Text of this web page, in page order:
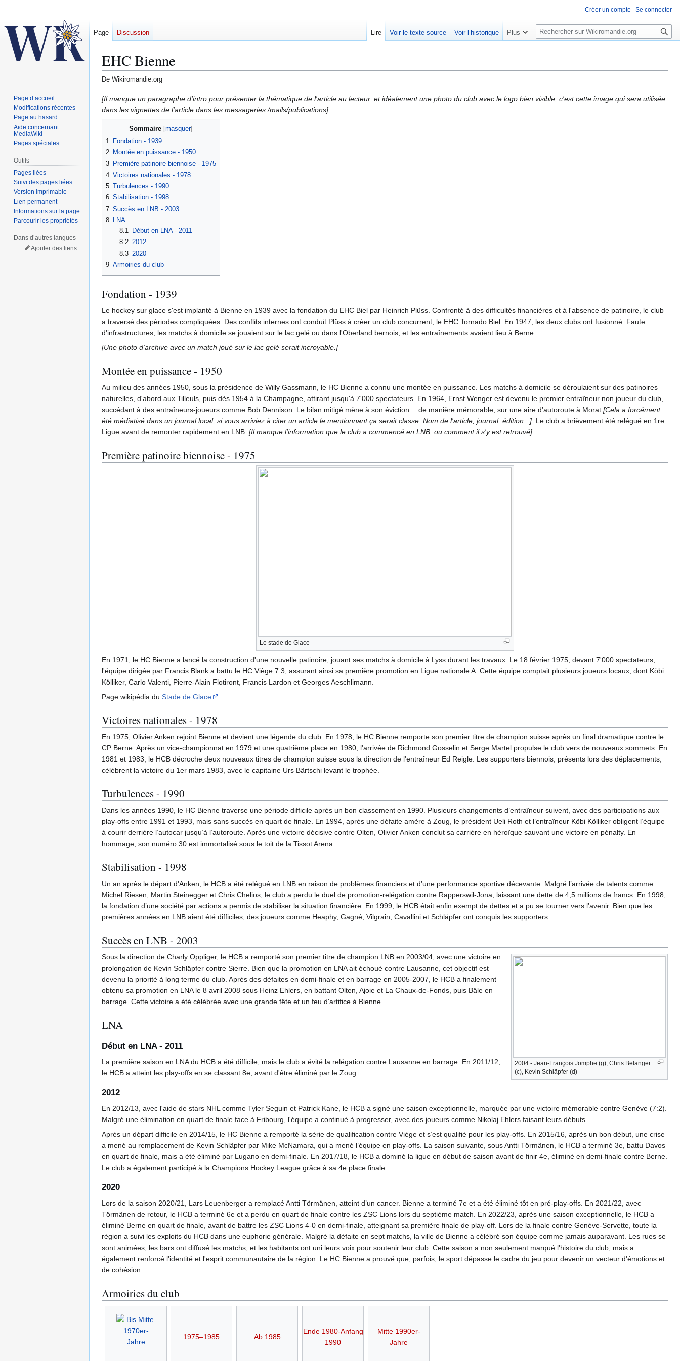
EHC Bienne
De Wikiromandie.org
Aller
à
la
navigation
Aller
à
la
recherche
[Il manque un paragraphe d'intro pour présenter la thématique de l'article au lecteur. et idéalement une photo du club avec le logo bien visible, c'est cette image qui sera utilisée
dans les vignettes de l'article dans les messageries /mails/publications]
Sommaire
1
Fondation - 1939
2 Montée en puissance - 1950
3 Première patinoire biennoise - 1975
4 Victoires nationales - 1978
5 Turbulences - 1990
6 Stabilisation - 1998
7 Succès en LNB - 2003
8
LNA
8.1
Début en LNA - 2011
8.2 2012
8.3 2020
9 Armoiries du club
Fondation - 1939
Le hockey sur glace s'est implanté à Bienne en 1939 avec la fondation du EHC Biel par Heinrich Plüss. Confronté à des difficultés financières et à l'absence de patinoire, le club
a traversé des périodes compliquées. Des conflits internes ont conduit Plüss à créer un club concurrent, le EHC Tornado Biel. En 1947, les deux clubs ont fusionné. Faute
d'infrastructures, les matchs à domicile se jouaient sur le lac gelé ou dans l'Oberland bernois, et les entraînements avaient lieu à Berne.
[Une photo d'archive avec un match joué sur le lac gelé serait incroyable.]
Montée en puissance - 1950
Au milieu des années 1950, sous la présidence de Willy Gassmann, le HC Bienne a connu une montée en puissance. Les matchs à domicile se déroulaient sur des patinoires
naturelles, d'abord aux Tilleuls, puis dès 1954 à la Champagne, attirant jusqu'à 7'000 spectateurs. En 1964, Ernst Wenger est devenu le premier entraîneur non joueur du club,
succédant à des entraîneurs-joueurs comme Bob Dennison. Le bilan mitigé mène à son éviction… de manière mémorable, sur une aire d’autoroute à Morat [Cela a forcément
été médiatisé dans un journal local, si vous arriviez à citer un article le mentionnant ça serait classe: Nom de l'article, journal, édition...] . Le club a brièvement été relégué en 1re
Ligue avant de remonter rapidement en LNB. [Il manque l'information que le club a commencé en LNB, ou comment il s'y est retrouvé]
Première patinoire biennoise - 1975
Le stade de Glace
En 1971, le HC Bienne a lancé la construction d'une nouvelle patinoire, jouant ses matchs à domicile à Lyss durant les travaux. Le 18 février 1975, devant 7'000 spectateurs,
l'équipe dirigée par Francis Blank a battu le HC Viège 7:3, assurant ainsi sa première promotion en Ligue nationale A. Cette équipe comptait plusieurs joueurs locaux, dont Köbi
Kölliker, Carlo Valenti, Pierre-Alain Flotiront, Francis Lardon et Georges Aeschlimann.
Page wikipédia du Stade de Glace
Victoires nationales - 1978
En 1975, Olivier Anken rejoint Bienne et devient une légende du club. En 1978, le HC Bienne remporte son premier titre de champion suisse après un final dramatique contre le
CP Berne. Après un vice-championnat en 1979 et une quatrième place en 1980, l'arrivée de Richmond Gosselin et Serge Martel propulse le club vers de nouveaux sommets. En
1981 et 1983, le HCB décroche deux nouveaux titres de champion suisse sous la direction de l'entraîneur Ed Reigle. Les supporters biennois, présents lors des déplacements,
célèbrent la victoire du 1er mars 1983, avec le capitaine Urs Bärtschi levant le trophée.
Turbulences - 1990
Dans les années 1990, le HC Bienne traverse une période difficile après un bon classement en 1990. Plusieurs changements d’entraîneur suivent, avec des participations aux
play-offs entre 1991 et 1993, mais sans succès en quart de finale. En 1994, après une défaite amère à Zoug, le président Ueli Roth et l’entraîneur Köbi Kölliker obligent l’équipe
à courir derrière l’autocar jusqu’à l’autoroute. Après une victoire décisive contre Olten, Olivier Anken conclut sa carrière en héroïque sauvant une victoire en pénalty. En
hommage, son numéro 30 est immortalisé sous le toit de la Tissot Arena.
Stabilisation - 1998
Un an après le départ d'Anken, le HCB a été relégué en LNB en raison de problèmes financiers et d’une performance sportive décevante. Malgré l’arrivée de talents comme
Michel Riesen, Martin Steinegger et Chris Chelios, le club a perdu le duel de promotion-relégation contre Rapperswil-Jona, laissant une dette de 4,5 millions de francs. En 1998,
la fondation d’une société par actions a permis de stabiliser la situation financière. En 1999, le HCB était enfin exempt de dettes et a pu se tourner vers l’avenir. Bien que les
premières années en LNB aient été difficiles, des joueurs comme Heaphy, Gagné, Vilgrain, Cavallini et Schläpfer ont conquis les supporters.
Succès en LNB - 2003
2004 - Jean-François Jomphe (g), Chris Belanger
(c), Kevin Schläpfer (d)
Sous la direction de Charly Oppliger, le HCB a remporté son premier titre de champion LNB en 2003/04, avec une victoire en
prolongation de Kevin Schläpfer contre Sierre. Bien que la promotion en LNA ait échoué contre Lausanne, cet objectif est
devenu la priorité à long terme du club. Après des défaites en demi-finale et en barrage en 2005-2007, le HCB a finalement
obtenu sa promotion en LNA le 8 avril 2008 sous Heinz Ehlers, en battant Olten, Ajoie et La Chaux-de-Fonds, puis Bâle en
barrage. Cette victoire a été célébrée avec une grande fête et un feu d'artifice à Bienne.
LNA
Début en LNA - 2011
La première saison en LNA du HCB a été difficile, mais le club a évité la relégation contre Lausanne en barrage. En 2011/12,
le HCB a atteint les play-offs en se classant 8e, avant d'être éliminé par le Zoug.
2012
En 2012/13, avec l'aide de stars NHL comme Tyler Seguin et Patrick Kane, le HCB a signé une saison exceptionnelle, marquée par une victoire mémorable contre Genève (7:2).
Malgré une élimination en quart de finale face à Fribourg, l'équipe a continué à progresser, avec des joueurs comme Nikolaj Ehlers faisant leurs débuts.
Après un départ difficile en 2014/15, le HC Bienne a remporté la série de qualification contre Viège et s’est qualifié pour les play-offs. En 2015/16, après un bon début, une crise
a mené au remplacement de Kevin Schläpfer par Mike McNamara, qui a mené l’équipe en play-offs. La saison suivante, sous Antti Törmänen, le HCB a terminé 3e, battu Davos
en quart de finale, mais a été éliminé par Lugano en demi-finale. En 2017/18, le HCB a dominé la ligue en début de saison avant de finir 4e, éliminé en demi-finale contre Berne.
Le club a également participé à la Champions Hockey League grâce à sa 4e place finale.
2020
Lors de la saison 2020/21, Lars Leuenberger a remplacé Antti Törmänen, atteint d’un cancer. Bienne a terminé 7e et a été éliminé tôt en pré-play-offs. En 2021/22, avec
Törmänen de retour, le HCB a terminé 6e et a perdu en quart de finale contre les ZSC Lions lors du septième match. En 2022/23, après une saison exceptionnelle, le HCB a
éliminé Berne en quart de finale, avant de battre les ZSC Lions 4-0 en demi-finale, atteignant sa première finale de play-off. Lors de la finale contre Genève-Servette, toute la
région a suivi les exploits du HCB dans une euphorie générale. Malgré la défaite en sept matchs, la ville de Bienne a célébré son équipe comme jamais auparavant. Les rues se
sont animées, les bars ont diffusé les matchs, et les habitants ont uni leurs voix pour soutenir leur club. Cette saison a non seulement marqué l'histoire du club, mais a
également renforcé l'identité et l'esprit communautaire de la région. Le HC Bienne a prouvé que, parfois, le sport dépasse le cadre du jeu pour devenir un vecteur d'émotions et
de cohésion.
Armoiries du club
1975–1985 Ab 1985
Ende 1980-Anfang
1990
Mitte 1990er-
Jahre
Créer un compte Se connecter
Page Discussion Lire Voir le texte source Voir l’historique Plus
R
e
e
c
Page d’accueil
Modifications récentes
Page au hasard
Aide concernant
MediaWiki
Pages spéciales
Outils
Pages liées
Suivi des pages liées
Version imprimable
Lien permanent
Informations sur la page
Parcourir les propriétés
Dans d’autres langues
Ajouter des liens